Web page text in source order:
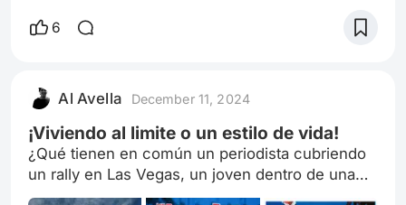
entre cosa y cosa, voy pensando en las cosas
alguna película para ver. es ahi cuando
buscando en las interminables listas de los
distintos proveedores de streaming me topo co
6
Al Avella December 11, 2024
¡Viviendo al limite o un estilo de vida!
¿Qué tienen en común un periodista cubriendo
un rally en Las Vegas, un joven dentro de una
revuelta en los barrios periféricos de París o un